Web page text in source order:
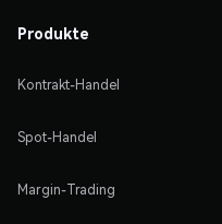
Produkte
Kontrakt-Handel
Spot-Handel
Margin-Trading